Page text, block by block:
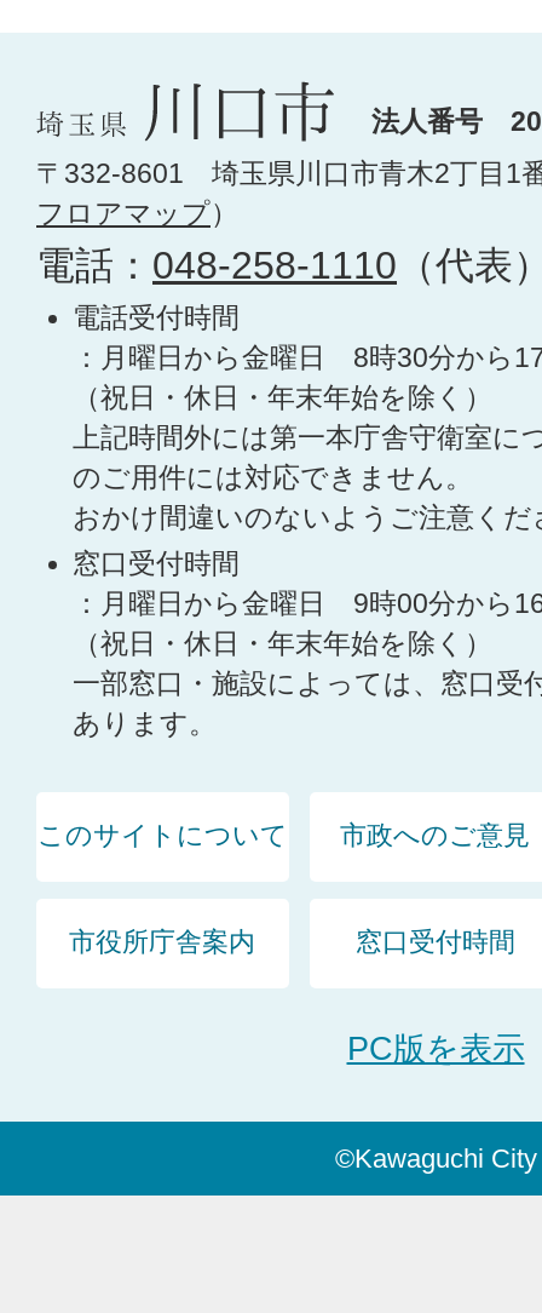
法人番号
〒332-8601 埼玉県川口市青木2丁目1
フロアマップ）
電話： 048-258-1110 （代表
電話受付時間
：月曜日から金曜日 8時30分から
（祝日・休日・年末年始を除く）
上記時間外には第一本庁舎守衛室に
のご用件には対応できません。
おかけ間違いのないようご注意くだ
窓口受付時間
：月曜日から金曜日 9時00分から
（祝日・休日・年末年始を除く）
一部窓口・施設によっては、窓口受
あります。
このサイトについて 市政へのご意見
市役所庁舎案内 窓口受付時間
PC版を表示
©Kawaguchi City